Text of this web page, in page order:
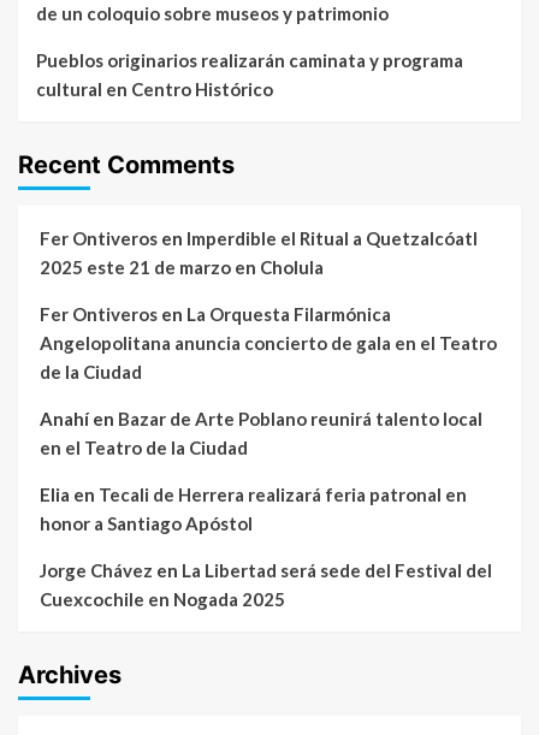
de un coloquio sobre museos y patrimonio
Pueblos originarios realizarán caminata y programa
cultural en Centro Histórico
Recent Comments
Fer Ontiveros en Imperdible el Ritual a Quetzalcóatl
2025 este 21 de marzo en Cholula
Fer Ontiveros en La Orquesta Filarmónica
Angelopolitana anuncia concierto de gala en el Teatro
de la Ciudad
Anahíen Bazar de Arte Poblano reunirá talento local
en el Teatro de la Ciudad
Elia en Tecali de Herrera realizará feria patronal en
honor a Santiago Apóstol
Jorge Chávez en La Libertad será sede del Festival del
Cuexcochile en Nogada 2025
Archives